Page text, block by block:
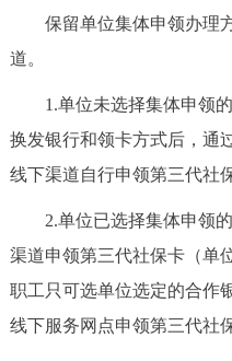
政策兑现 政
政务服务
保留单位集体申领办理方
道。
1.单位未选择集体申领的
换发银行和领卡方式后，通
线下渠道自行申领第三代社
2.单位已选择集体申领的
渠道申领第三代社保卡（单
职工只可选单位选定的合作
线下服务网点申领第三代社